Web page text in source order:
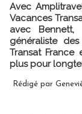
Avec
Vacances
avec
généraliste
Transat France
plus pour
Rédigé par